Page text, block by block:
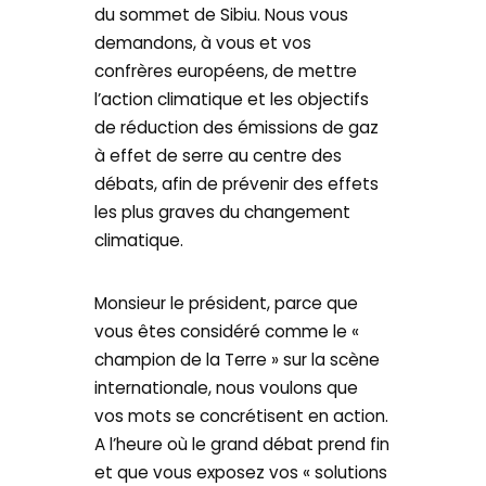
du sommet de Sibiu. Nous vous
demandons, à vous et vos
confrères européens, de mettre
l’action climatique et les objectifs
de réduction des émissions de gaz
à effet de serre au centre des
débats, afin de prévenir des effets
les plus graves du changement
climatique.
Monsieur le président, parce que
vous êtes considéré comme le «
champion de la Terre » sur la scène
internationale, nous voulons que
vos mots se concrétisent en action.
A l’heure où le grand débat prend fin
et que vous exposez vos « solutions